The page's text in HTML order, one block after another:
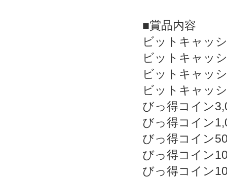
■賞品内容
ビットキャッ
ビットキャッ
ビットキャッ
ビットキャッ
びっ得コイン
びっ得コイン
びっ得コイン
びっ得コイン
びっ得コイン